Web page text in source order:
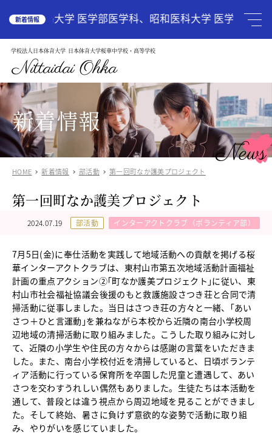
新着情報
広島大学 医学部医学科、昭和医科大学 医学部医学
学校法人日本体育大学 日本体育大学桜華中学校・高等学校
Nittaidai Ohka
HOME
学校案内
教育理念
ご挨拶
グランドデザイン
施設紹介
学校紹介動画
アクセス
受験生の方へ Admission
中学入試関連
高校入試関係
説明会・オープンスクール
中学校 Junior High School
中学校教育
独自の教育
国際理解教育
ICT教育
進路サポート
中学入試関連
制服紹介
高等学校 Senior High School
コース紹介
新着情報
News
HOME 新着情報 部活動 第一回町なか護美プロジェクト
第一回町なか護美プロジェクト
2024.07.19 部活動 インターアクトクラブ（ボランティア部）
7月5日(金)に奉仕活動を実践して地域活動への貢献を掲げる桜
華インターアクトクラブは、東村山市第五次地域活動計画福祉
計画の重点アクション②｢町なか護美プロジェクト｣に従い、東
村山市社会福祉協議会後援のもと救護施設さつき荘と合同で清
掃活動に従事しました。当日はさつき荘の方々と一緒、｢あい
さつ＋ひと言運動｣を兼ねながら本校から近隣の南台小学校周
辺地域の清掃活動に取り組みました。こうした取り組みに対し
て、近隣の小学生や住民の方々からは感謝の言葉をいただきま
した。また、南台小学校付近を清掃していると、日頃ボランテ
ィア活動に行っている保育所を卒園した児童と遭遇して、あい
さつを交わすうれしい偶然もありました。生徒たちは本活動を
通して、普段とは違う視点から周辺地域を見ることができまし
た。そして終始、暑さに負けず意欲的な姿勢で活動に取り組
み、やりがいを感じていました。